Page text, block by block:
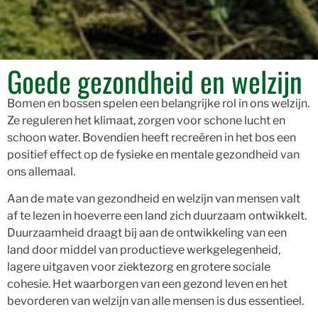
Goede gezondheid en welzijn
Bomen en bossen spelen een belangrijke rol in ons welzijn.
Ze reguleren het klimaat, zorgen voor schone lucht en
schoon water. Bovendien heeft recreëren in het bos een
positief effect op de fysieke en mentale gezondheid van
ons allemaal.
Aan de mate van gezondheid en welzijn van mensen valt
af te lezen in hoeverre een land zich duurzaam ontwikkelt.
Duurzaamheid draagt bij aan de ontwikkeling van een
land door middel van productieve werkgelegenheid,
lagere uitgaven voor ziektezorg en grotere sociale
cohesie. Het waarborgen van een gezond leven en het
bevorderen van welzijn van alle mensen is dus essentieel.